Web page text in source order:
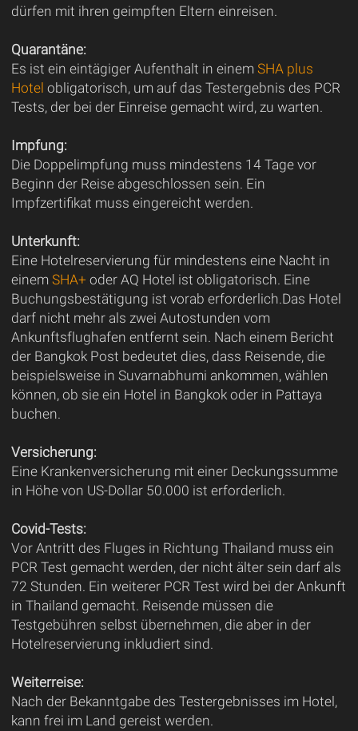
dürfen mit ihren geimpften Eltern einreisen.
Quarantäne:
Es ist ein eintägiger Aufenthalt in einem SHA plus
Hotel obligatorisch, um auf das Testergebnis des PCR
Tests, der bei der Einreise gemacht wird, zu warten.
Impfung:
Die Doppelimpfung muss mindestens 14 Tage vor
Beginn der Reise abgeschlossen sein. Ein
Impfzertifikat muss eingereicht werden.
Unterkunft:
Eine Hotelreservierung für mindestens eine Nacht in
einem SHA+ oder AQ Hotel ist obligatorisch. Eine
Buchungsbestätigung ist vorab erforderlich.Das Hotel
darf nicht mehr als zwei Autostunden vom
Ankunftsflughafen entfernt sein. Nach einem Bericht
der Bangkok Post bedeutet dies, dass Reisende, die
beispielsweise in Suvarnabhumi ankommen, wählen
können, ob sie ein Hotel in Bangkok oder in Pattaya
buchen.
Versicherung:
Eine Krankenversicherung mit einer Deckungssumme
in Höhe von US-Dollar 50.000 ist erforderlich.
Covid-Tests:
Vor Antritt des Fluges in Richtung Thailand muss ein
PCR Test gemacht werden, der nicht älter sein darf als
72 Stunden. Ein weiterer PCR Test wird bei der Ankunft
in Thailand gemacht. Reisende müssen die
Testgebühren selbst übernehmen, die aber in der
Hotelreservierung inkludiert sind.
Weiterreise:
Nach der Bekanntgabe des Testergebnisses im Hotel,
kann frei im Land gereist werden.